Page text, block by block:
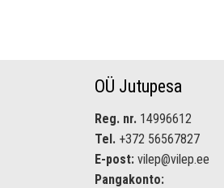
OÜ Jutupesa
Reg. nr. 14996612
Tel. +372 56567827
E-post: vilep@vilep.ee
Pangakonto: